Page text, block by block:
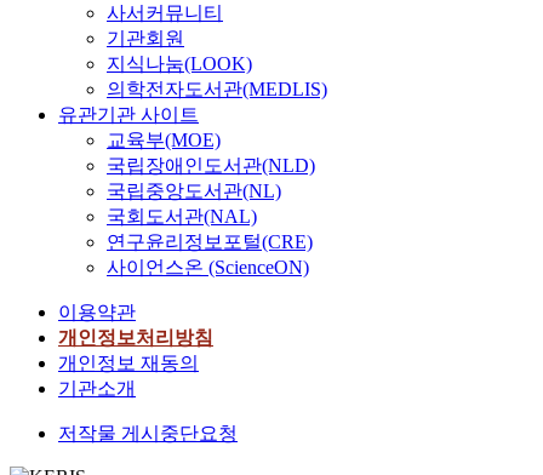
사서커뮤니티
기관회원
지식나눔(LOOK)
의학전자도서관(MEDLIS)
유관기관 사이트
교육부(MOE)
국립장애인도서관(NLD)
국립중앙도서관(NL)
국회도서관(NAL)
연구윤리정보포털(CRE)
사이언스온 (ScienceON)
이용약관
개인정보처리방침
개인정보 재동의
기관소개
저작물 게시중단요청